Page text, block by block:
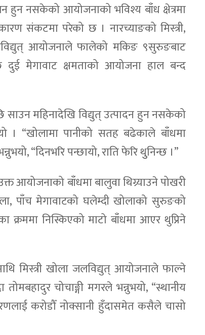
हुन नसकेको आयोजनाको भविश्य बाँध क्षेत्रमा
कारण संकटमा परेको छ । नारच्याङको मिस्त्री,
आयोजनाले फालेको मकिङ ९सुरुङबाट
दुई मेगावाट क्षमताको आयोजना हाल बन्द
साउन महिनादेखि विद्युत् उत्पादन हुन नसकेको
। “खोलामा पानीको सतह बढेकाले बाँधमा
“दिनभरि पन्छायो, राति फेरि थुुनिन्छ ।”
आयोजनाको बाँधमा बालुवा थिग्र्याउने पोखरी
पाँच मेगावाटको घलेम्दी खोलाको सुरुङको
क्रममा निस्किएको माटो बाँधमा आएर थुप्रिने
मिस्त्री खोला जलविद्युत् आयोजनाले फाल्ने
चोचाङ्गी मगरले भन्नुभयो, “स्थानीय
करोडौँ नोक्सानी हुँदासमेत कसैले चासो